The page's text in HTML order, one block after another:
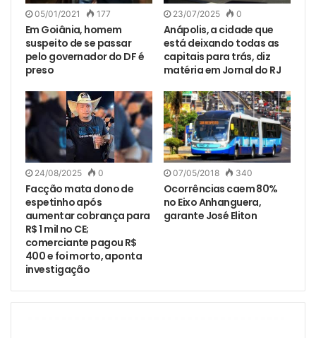
05/01/2021 177
Em Goiânia, homem
suspeito de se passar
pelo governador do DF é
preso
23/07/2025 0
Anápolis, a cidade que
está deixando todas as
capitais para trás, diz
matéria em Jornal do RJ
24/08/2025 0
Facção mata dono de
espetinho após
aumentar cobrança para
R$ 1 mil no CE;
comerciante pagou R$
400 e foi morto, aponta
investigação
07/05/2018 340
Ocorrências caem 80%
no Eixo Anhanguera,
garante José Eliton